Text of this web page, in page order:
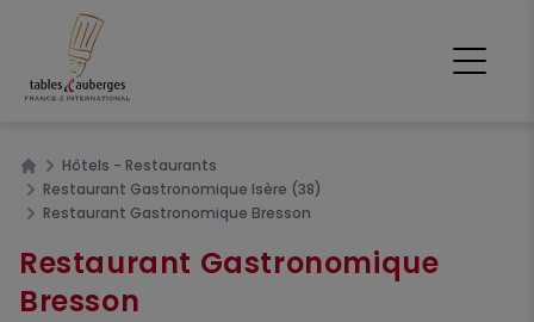
Home
Hôtels - Restaurants
Restaurant Gastronomique Isère (38)
Restaurant Gastronomique Bresson
Restaurant Gastronomique
Bresson